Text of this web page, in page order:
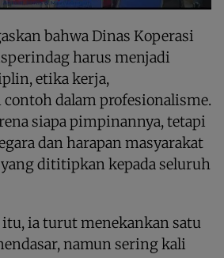
bahwa Dinas Koperasi
harus menjadi
etika kerja,
contoh dalam profesionalisme.
siapa pimpinannya, tetapi
dan harapan masyarakat
yang dititipkan kepada seluruh
itu, ia turut menekankan satu
namun sering kali